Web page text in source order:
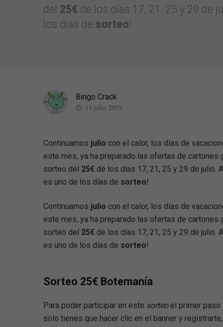
del 25€ de los días 17, 21, 25 y 29 de
los días de sorteo!
Bingo Crack
16 julio, 2015
Continuamos julio con el calor, los días de
este mes, ya ha preparado las ofertas de cartones
sorteo del 25€ de los días 17, 21, 25 y 29 de julio.
es uno de los días de sorteo!
Continuamos julio con el calor, los días de
este mes, ya ha preparado las ofertas de cartones
sorteo del 25€ de los días 17, 21, 25 y 29 de julio.
es uno de los días de sorteo!
Sorteo 25€ Botemanía
Para poder participar en este sorteoel primer paso
solo tienes que hacer clic en el banner y